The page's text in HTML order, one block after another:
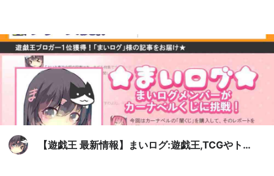
【遊戯王 最新情報】まいログ:遊戯王,TCGやトレ